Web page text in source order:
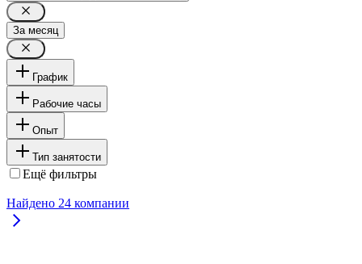
За месяц
График
Рабочие часы
Опыт
Тип занятости
Ещё фильтры
Найдено 24 компании